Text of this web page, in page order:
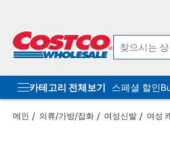
카테고리 전체보기 스페셜 할인
메인 의류/가방/잡화 여성신발 여성